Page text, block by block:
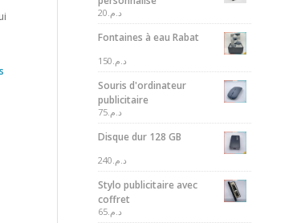
د.م. 20
Fontaines à eau Rabat
د.م. 150
Souris d'ordinateur
publicitaire
د.م. 75
Disque dur 128 GB
د.م. 240
Stylo publicitaire avec
coffret
د.م. 65